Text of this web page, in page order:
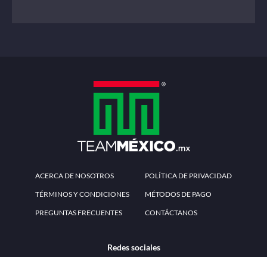
ACERCA DE NOSOTROS POLÍTICA DE PRIVACIDAD
TÉRMINOS Y CONDICIONES MÉTODOS DE PAGO
PREGUNTAS FRECUENTES CONTÁCTANOS
Redes sociales